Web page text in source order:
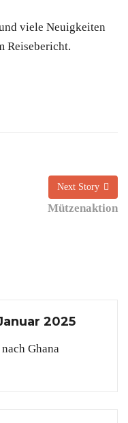
viele Neuigkeiten
Reisebericht.
Next Story
Mützenaktion
2025
Ghana